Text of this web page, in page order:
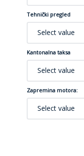
Tehnički pregled
Select value
Kantonalna taksa
Select value
Zapremina motora:
Select value